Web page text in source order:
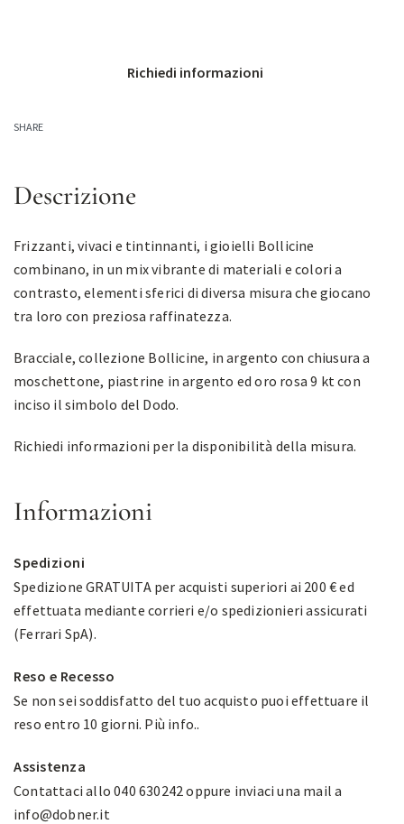
Richiedi informazioni
SHARE
Descrizione
Frizzanti, vivaci e tintinnanti, i gioielli Bollicine
combinano, in un mix vibrante di materiali e colori a
contrasto, elementi sferici di diversa misura che giocano
tra loro con preziosa raffinatezza.
Bracciale, collezione Bollicine, in argento con chiusura a
moschettone, piastrine in argento ed oro rosa 9 kt con
inciso il simbolo del Dodo.
Richiedi informazioni per la disponibilità della misura.
Informazioni
Spedizioni
Spedizione GRATUITA per acquisti superiori ai 200 € ed
effettuata mediante corrieri e/o spedizionieri assicurati
(Ferrari SpA).
Reso e Recesso
Se non sei soddisfatto del tuo acquisto puoi effettuare il
reso entro 10 giorni. Più info..
Assistenza
Contattaci allo 040 630242 oppure inviaci una mail a
info@dobner.it